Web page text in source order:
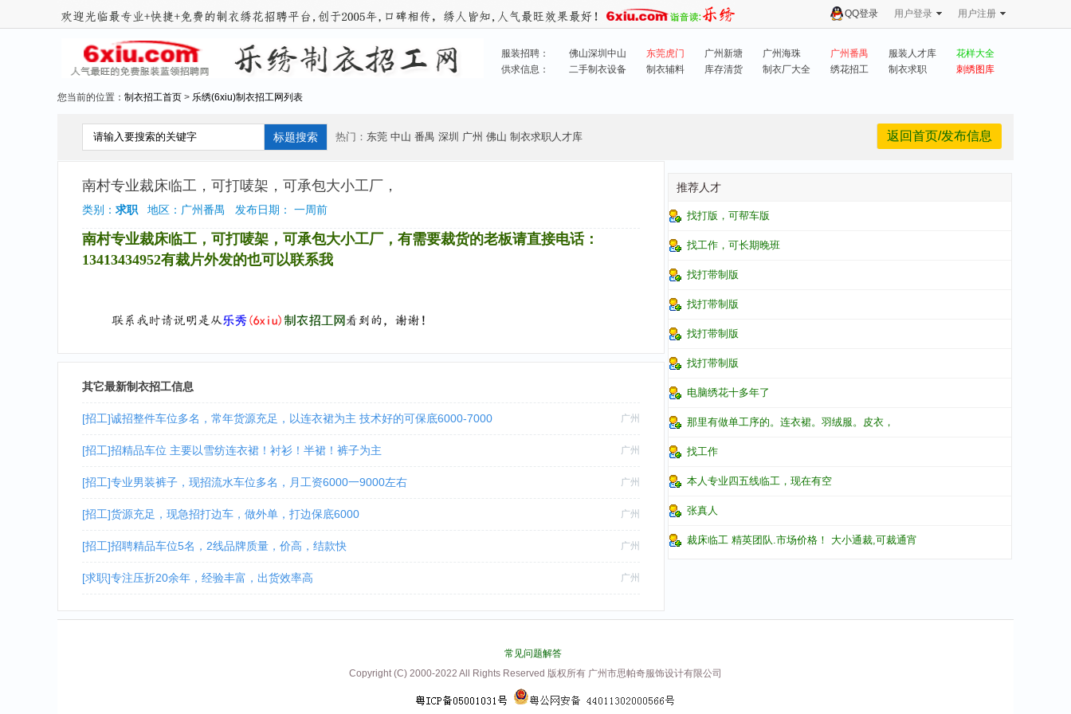
用户登录 用户注册
QQ登录
服装招聘：
供求信息：
佛山深圳中山
二手制衣设备
东莞虎门
制衣辅料
广州新塘
库存清货
广州海珠
制衣厂大全
广州番禺
绣花招工
服装人才库
制衣求职
花样大全
刺绣图库
您当前的位置： 制衣招工首页 > 乐绣(6xiu)制衣招工网列表
热门： 东莞 中山 番禺 深圳 广州 佛山 制衣求职人才库 返回首页/发布信息
南村专业裁床临工，可打唛架，可承包大小工厂，
类别： 求职 地区：广州番禺 发布日期： 一周前
南村专业裁床临工，可打唛架，可承包大小工厂，有需要裁货的老板请直接电话：
13413434952有裁片外发的也可以联系我
其它最新制衣招工信息
[招工]诚招整件车位多名，常年货源充足，以连衣裙为主 技术好的可保底6000-7000 广州
[招工]招精品车位 主要以雪纺连衣裙！衬衫！半裙！裤子为主 广州
[招工]专业男装裤子，现招流水车位多名，月工资6000一9000左右 广州
[招工]货源充足，现急招打边车，做外单，打边保底6000 广州
[招工]招聘精品车位5名，2线品牌质量，价高，结款快 广州
[求职]专注压折20余年，经验丰富，出货效率高 广州
推荐人才
找打版，可帮车版
找工作，可长期晚班
找打带制版
找打带制版
找打带制版
找打带制版
电脑绣花十多年了
那里有做单工序的。连衣裙。羽绒服。皮衣，
找工作
本人专业四五线临工，现在有空
张真人
裁床临工 精英团队.市场价格！ 大小通裁,可裁通宵
常见问题解答
Copyright (C) 2000-2022 All Rights Reserved 版权所有 广州市思帕奇服饰设计有限公司